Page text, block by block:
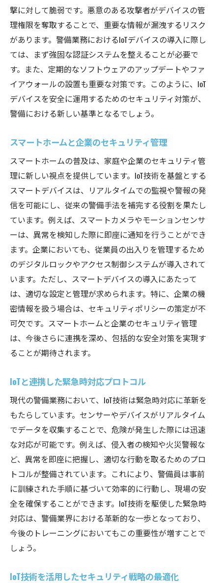
撃に対して脆弱です。悪意のある攻撃者がデバイスの管
理権限を奪取することで、重要な情報が漏洩するリスク
があります。警備業務におけるIoTデバイスの導入に際し
ては、まず強固な認証システムを整えることが必要で
す。また、定期的なソフトウェアのアップデートやファ
イアウォールの設置も重要な対策です。このように、IoT
デバイスを安全に運用するためのセキュリティ対策が、
警備における新しい基準となるでしょう。
スマートホームと企業のセキュリティ管理
スマートホームの普及は、家庭や企業のセキュリティ管
理に新しい視点を提供しています。IoT技術を基盤とする
スマートデバイスは、リアルタイムでの監視や警報の発
信を可能にし、従来の警備手法を補完する役割を果たし
ています。例えば、スマートカメラやモーションセンサ
ーは、異常を検知した際に即座に通知を行うことができ
ます。企業においても、従業員の出入りを管理するため
のデジタルロックやアクセス制御システムが導入されて
います。ただし、スマートデバイスの導入にあたって
は、適切な設定と管理が求められます。特に、企業の機
密情報を扱う場合は、セキュリティポリシーの策定が不
可欠です。スマートホームと企業のセキュリティ管理
は、今後さらに連携を深め、包括的な安全対策を実現す
ることが期待されます。
IoTと連携した緊急時対応プロトコル
現代の警備業務において、IoT技術は緊急時対応に革新を
もたらしています。センサーやデバイスがリアルタイム
でデータを収集することで、危険が発生した際には迅速
な対応が可能です。例えば、侵入者の検知や火災警報な
ど、異常を即座に把握し、適切な行動を取るためのプロ
トコルが整備されています。これにより、警備員は事前
に訓練された手順に基づいて効率的に行動し、現場の安
全を確保することができます。IoT技術を駆使した緊急時
対応は、警備業界における革新的な一歩となっており、
今後のトレーニングにおいてもこの重要性が増すことで
しょう。
IoT技術を活用したセキュリティ戦略の最適化